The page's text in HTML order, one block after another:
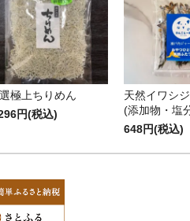
極上ちりめん
円(税込)
天然イワシ
(添加物・塩
648円(税込)